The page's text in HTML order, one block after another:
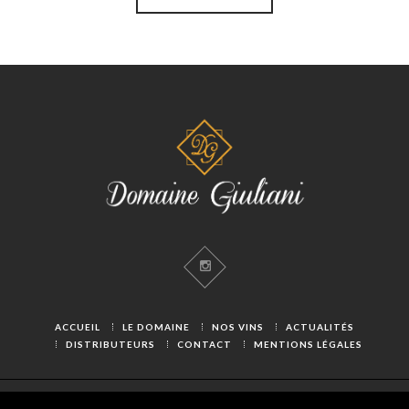
ACCUEIL LE DOMAINE NOS VINS
ACTUALITÉS
DISTRIBUTEURS
CONTACT MENTIONS LÉGALES